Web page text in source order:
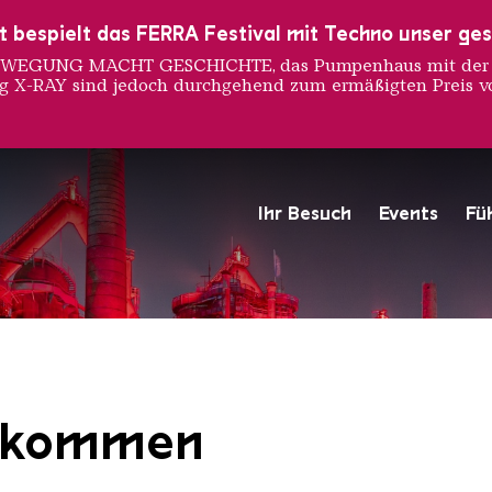
Ihr Besuch Events
Hochofengruppe in Rot
Copyright:
bespielt das FERRA Festival mit Techno unser
MACHT GESCHICHTE, das Pumpenhaus mit
RAY sind jedoch durchgehend zum ermäßigten Preis